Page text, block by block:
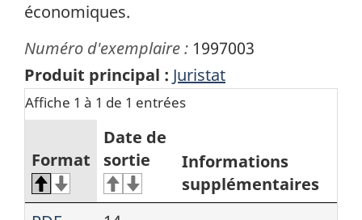
économiques.
Numéro d'exemplaire : 1997003
Produit principal : Juristat
Affiche 1 à 1 de 1 entrées
Format
Date de
sortie
Informations
supplémentaires